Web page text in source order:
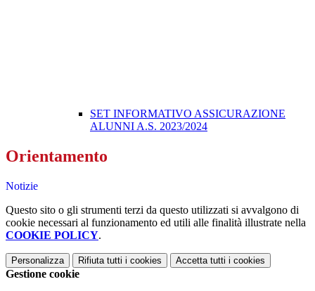
SET INFORMATIVO ASSICURAZIONE
ALUNNI A.S. 2023/2024
Orientamento
Notizie
Questo sito o gli strumenti terzi da questo utilizzati si avvalgono di
cookie necessari al funzionamento ed utili alle finalità illustrate nella
COOKIE POLICY.
Personalizza Rifiuta tutti i cookies Accetta tutti i cookies
Gestione cookie